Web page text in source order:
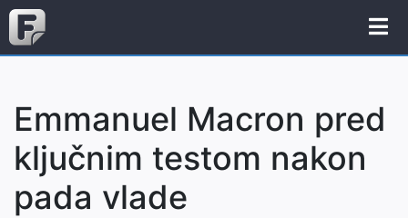
Emmanuel Macron pred
ključnim testom nakon
pada vlade